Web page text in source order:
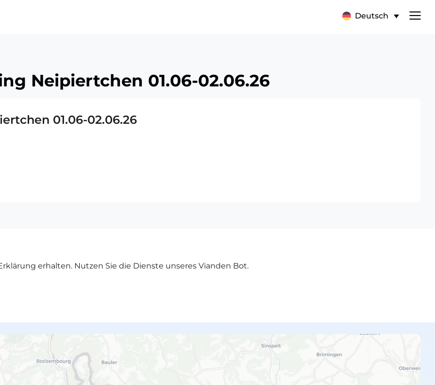
Deutsch
Neipiertchen 01.06-02.06.26
01.06-02.06.26
erhalten. Nutzen Sie die Dienste unseres Vianden Bot.